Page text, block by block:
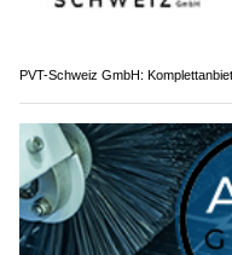
PVT-Schweiz GmbH: